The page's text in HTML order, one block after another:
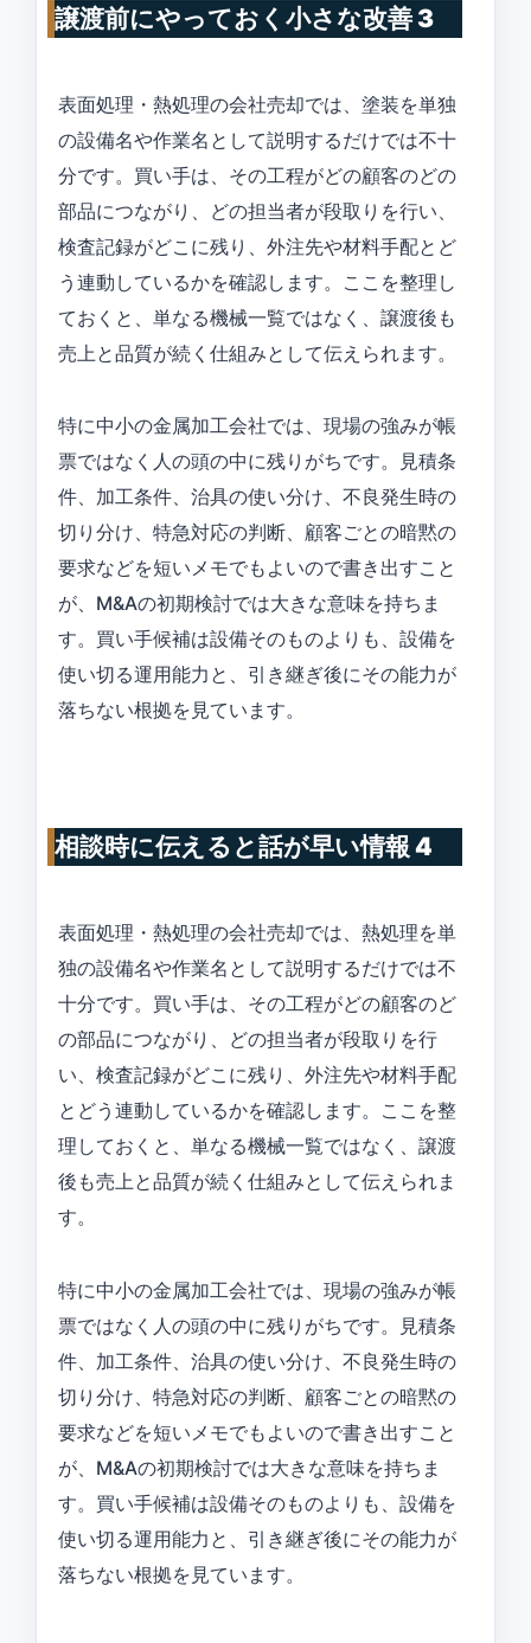
譲渡前にやっておく小さな改善 3
表面処理・熱処理の会社売却では、塗装を単独
の設備名や作業名として説明するだけでは不十
分です。買い手は、その工程がどの顧客のどの
部品につながり、どの担当者が段取りを行い、
検査記録がどこに残り、外注先や材料手配とど
う連動しているかを確認します。ここを整理し
ておくと、単なる機械一覧ではなく、譲渡後も
売上と品質が続く仕組みとして伝えられます。
特に中小の金属加工会社では、現場の強みが帳
票ではなく人の頭の中に残りがちです。見積条
件、加工条件、治具の使い分け、不良発生時の
切り分け、特急対応の判断、顧客ごとの暗黙の
要求などを短いメモでもよいので書き出すこと
が、M&Aの初期検討では大きな意味を持ちま
す。買い手候補は設備そのものよりも、設備を
使い切る運用能力と、引き継ぎ後にその能力が
落ちない根拠を見ています。
相談時に伝えると話が早い情報 4
表面処理・熱処理の会社売却では、熱処理を単
独の設備名や作業名として説明するだけでは不
十分です。買い手は、その工程がどの顧客のど
の部品につながり、どの担当者が段取りを行
い、検査記録がどこに残り、外注先や材料手配
とどう連動しているかを確認します。ここを整
理しておくと、単なる機械一覧ではなく、譲渡
後も売上と品質が続く仕組みとして伝えられま
す。
特に中小の金属加工会社では、現場の強みが帳
票ではなく人の頭の中に残りがちです。見積条
件、加工条件、治具の使い分け、不良発生時の
切り分け、特急対応の判断、顧客ごとの暗黙の
要求などを短いメモでもよいので書き出すこと
が、M&Aの初期検討では大きな意味を持ちま
す。買い手候補は設備そのものよりも、設備を
使い切る運用能力と、引き継ぎ後にその能力が
落ちない根拠を見ています。